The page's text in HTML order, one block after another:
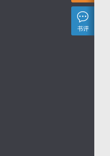
书评